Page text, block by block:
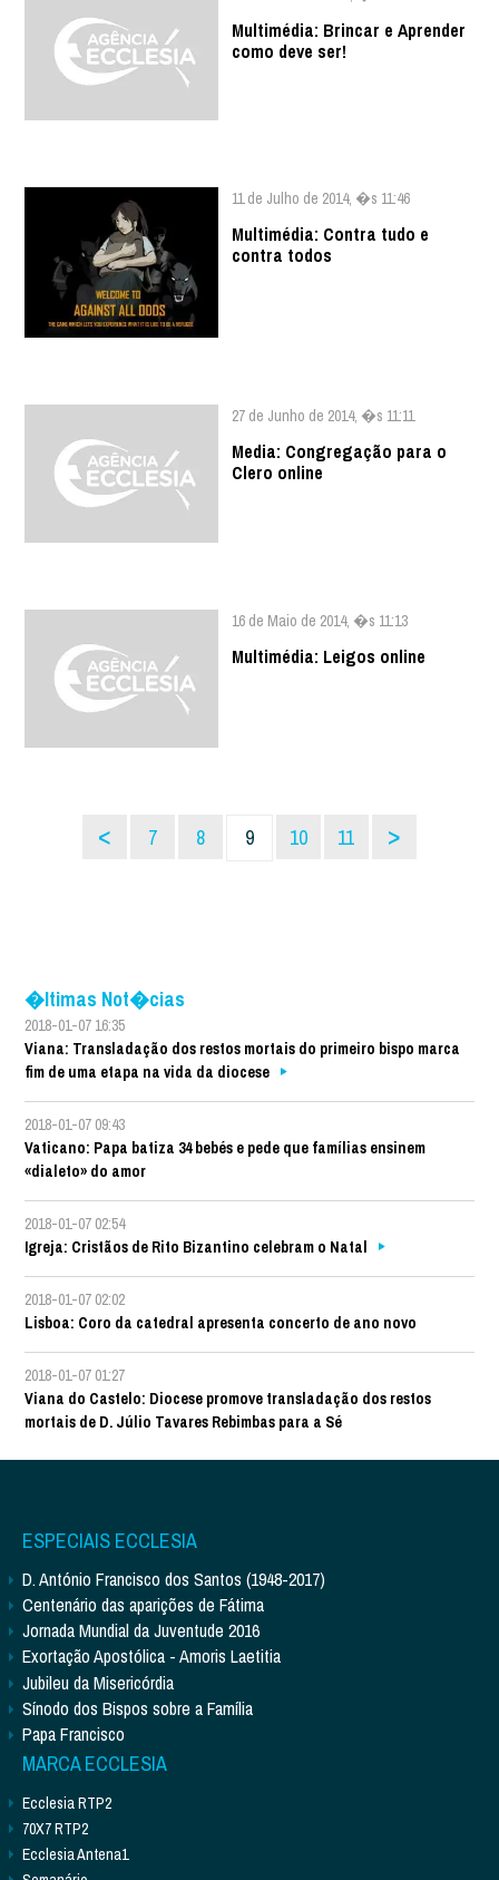
Multimédia: Brincar e Aprender
como deve ser!
11 de Julho de 2014, �s 11:46
Multimédia: Contra tudo e
contra todos
27 de Junho de 2014, �s 11:11
Media: Congregação para o
Clero online
16 de Maio de 2014, �s 11:13
Multimédia: Leigos online
< 7 8 9 10 11 >
�ltimas Not�cias
2018-01-07 16:35
Viana: Transladação dos restos mortais do primeiro bispo marca
fim de uma etapa na vida da diocese
2018-01-07 09:43
Vaticano: Papa batiza 34 bebés e pede que famílias ensinem
«dialeto» do amor
2018-01-07 02:54
Igreja: Cristãos de Rito Bizantino celebram o Natal
2018-01-07 02:02
Lisboa: Coro da catedral apresenta concerto de ano novo
2018-01-07 01:27
Viana do Castelo: Diocese promove transladação dos restos
mortais de D. Júlio Tavares Rebimbas para a Sé
ESPECIAIS ECCLESIA
D. António Francisco dos Santos (1948-2017)
Centenário das aparições de Fátima
Jornada Mundial da Juventude 2016
Exortação Apostólica - Amoris Laetitia
Jubileu da Misericórdia
Sínodo dos Bispos sobre a Família
Papa Francisco
MARCA ECCLESIA
Ecclesia RTP2
70X7 RTP2
Ecclesia Antena1